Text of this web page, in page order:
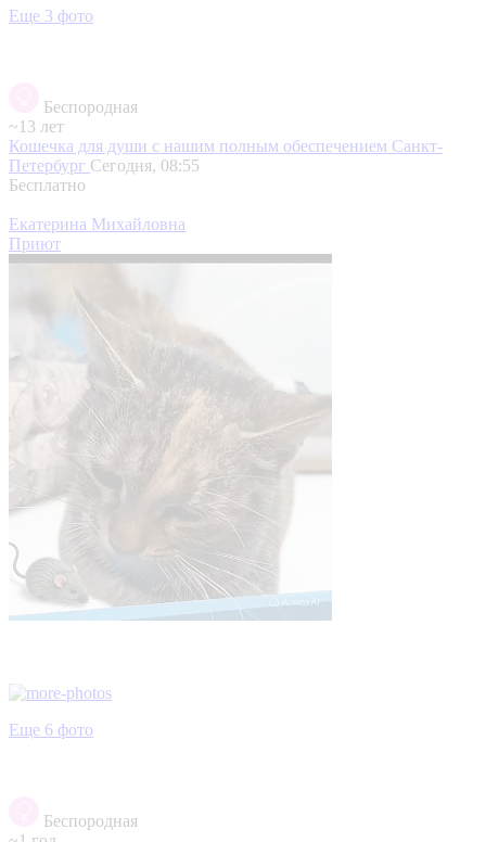
Еще 3 фото
Беспородная
~13 лет
Кошечка для души с нашим полным обеспечением Санкт-
Петербург Сегодня, 08:55
Бесплатно
Екатерина Михайловна
Приют
Еще 6 фото
Беспородная